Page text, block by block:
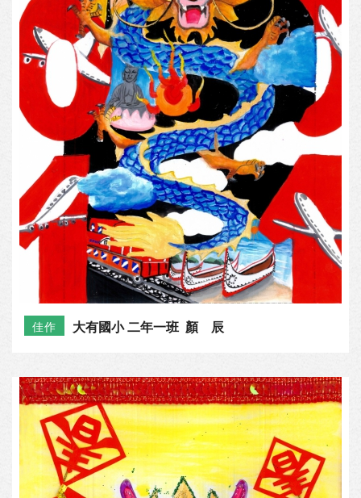
佳作 大有國小 二年一班 顏 辰